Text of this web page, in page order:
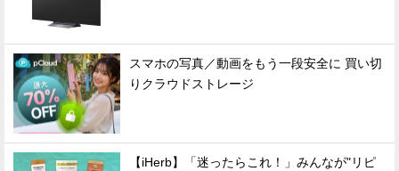
スマホの写真／動画をもう一段安全に 買い切
りクラウドストレージ
【iHerb】「迷ったらこれ！」みんなが"リピ